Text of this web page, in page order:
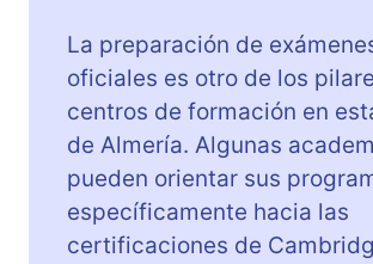
La preparación de
oficiales es otro de los
centros de formación en
de Almería. Algunas
pueden orientar sus
específicamente hacia las
certificaciones de